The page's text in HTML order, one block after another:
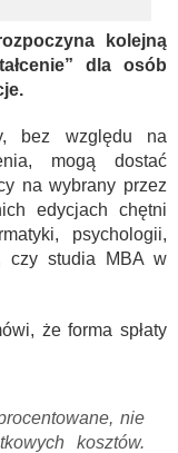
kolejną
dla osób
bez względu na
mogą dostać
na wybrany przez
edycjach chętni
psychologii,
czy studia MBA w
że forma spłaty
nie
kosztów.